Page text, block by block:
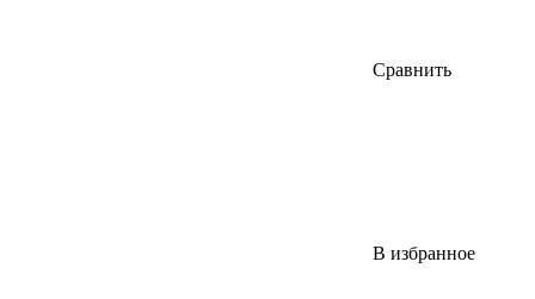
Сравнить
В избранное